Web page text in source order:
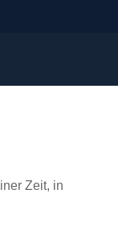
Zeit, in